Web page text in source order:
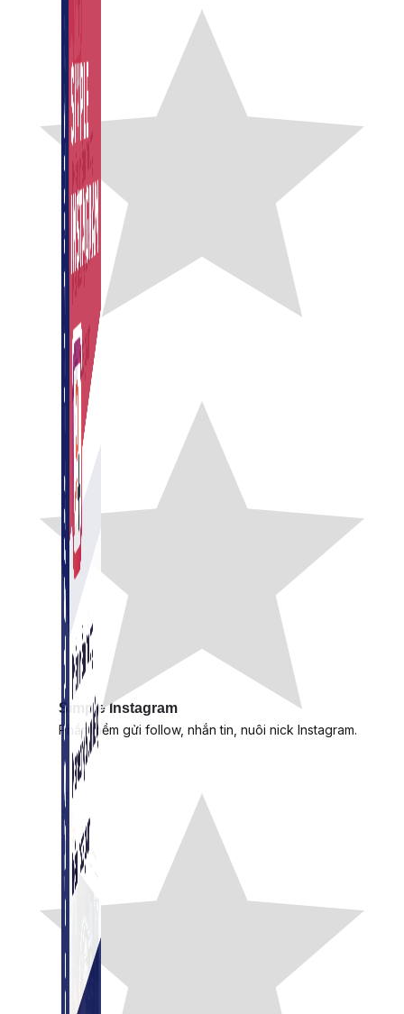
Simple Instagram
Phần mềm gửi follow, nhắn tin, nuôi nick Instagram.